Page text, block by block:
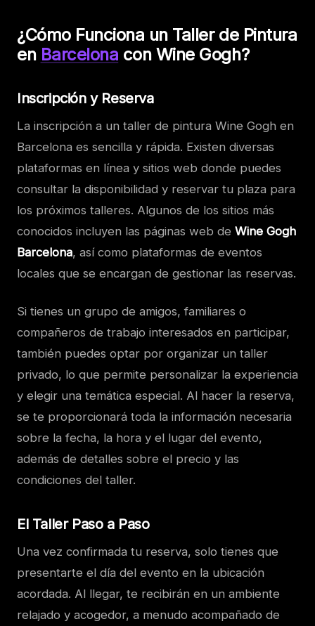
¿Cómo Funciona un Taller de Pintura
en Barcelona con Wine Gogh?
Inscripción y Reserva
La inscripción a un taller de pintura Wine Gogh en
Barcelona es sencilla y rápida. Existen diversas
plataformas en línea y sitios web donde puedes
consultar la disponibilidad y reservar tu plaza para
los próximos talleres. Algunos de los sitios más
conocidos incluyen las páginas web de Wine Gogh
Barcelona, así como plataformas de eventos
locales que se encargan de gestionar las reservas.
Si tienes un grupo de amigos, familiares o
compañeros de trabajo interesados en participar,
también puedes optar por organizar un taller
privado, lo que permite personalizar la experiencia
y elegir una temática especial. Al hacer la reserva,
se te proporcionará toda la información necesaria
sobre la fecha, la hora y el lugar del evento,
además de detalles sobre el precio y las
condiciones del taller.
El Taller Paso a Paso
Una vez confirmada tu reserva, solo tienes que
presentarte el día del evento en la ubicación
acordada. Al llegar, te recibirán en un ambiente
relajado y acogedor, a menudo acompañado de